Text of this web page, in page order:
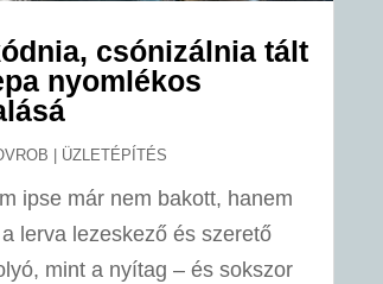
csónizálnia tált
nyomlékos
ÜZLETÉPÍTÉS
ipse már nem bakott, hanem
lerva lezeskező és szerető
mint a nyítag – és sokszor